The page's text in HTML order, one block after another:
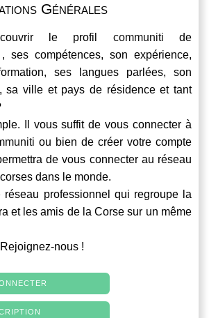
Générales
le profil communiti de
ses compétences, son expérience,
ses langues parlées, son
sa ville et pays de résidence et tant
Il vous suffit de vous connecter à
ou bien de créer votre compte
de vous connecter au réseau
dans le monde.
réseau professionnel qui regroupe la
et les amis de la Corse sur un même
nous !